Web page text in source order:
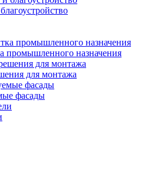
промышленного назначения
для монтажа
фасады